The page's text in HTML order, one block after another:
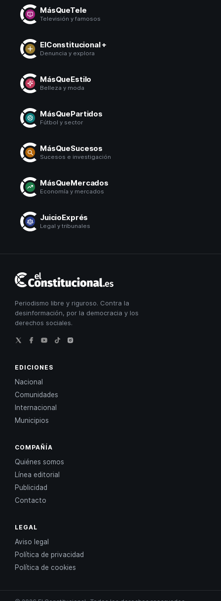
MásQueTele
Televisión y famosos
ElConstitucional +
Denuncia y explora
MásQueEstilo
Belleza y moda
MásQuePartidos
Fútbol y sector
MásQueSucesos
Sucesos e investigación
MásQueMercados
Economía y mercados
JuicioExprés
Legal y tribunales
Constitucional
Periodismo libre y riguroso. Contra la
desinformación, por la democracia y los
derechos sociales.
EDICIONES
Nacional
Comunidades
Internacional
Municipios
COMPAÑÍA
Quiénes somos
Línea editorial
Publicidad
Contacto
LEGAL
Aviso legal
Política de privacidad
Política de cookies